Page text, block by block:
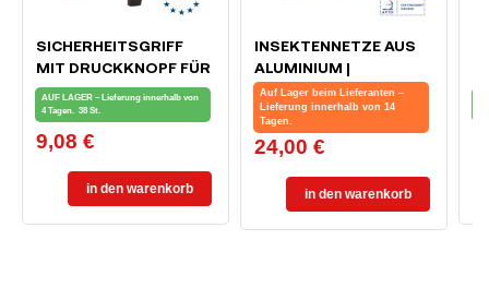
SICHERHEITSGRIFF
MIT DRUCKKNOPF FÜR
DIE BLOCKIERUNG VON
FENSTERN UND
BALKONTÜREN, BRAUN
AUF LAGER – Lieferung innerhalb von
4 Tagen. 38 St.
Preis
9,08 €
in den warenkorb
INSEKTENNETZE AUS
ALUMINIUM |
ANTHRAZIT |
MASSGESCHNEIDERT
Auf Lager beim Lieferanten –
Lieferung innerhalb von 14
Tagen.
Preis
24,00 €
in den warenkorb